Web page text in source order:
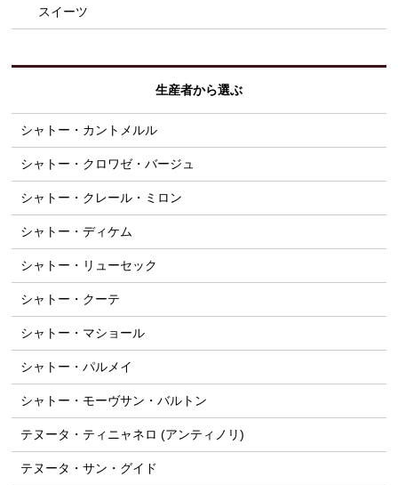
スイーツ
生産者から選ぶ
シャトー・カントメルル
シャトー・クロワゼ・バージュ
シャトー・クレール・ミロン
シャトー・ディケム
シャトー・リューセック
シャトー・クーテ
シャトー・マショール
シャトー・パルメイ
シャトー・モーヴサン・バルトン
テヌータ・ティニャネロ (アンティノリ)
テヌータ・サン・グイド